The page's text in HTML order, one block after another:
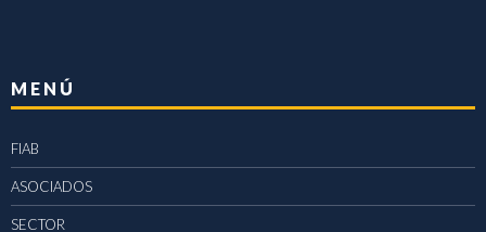
MENÚ
FIAB
ASOCIADOS
SECTOR